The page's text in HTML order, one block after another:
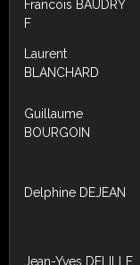
Francois BAUDRY
F
Laurent
BLANCHARD
Guillaume
BOURGOIN
Delphine DEJEAN
Jean-Yves DELILLE